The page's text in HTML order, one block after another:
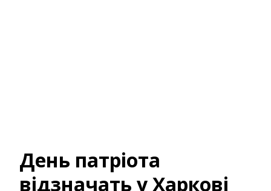
День патріота
відзначать у Харкові